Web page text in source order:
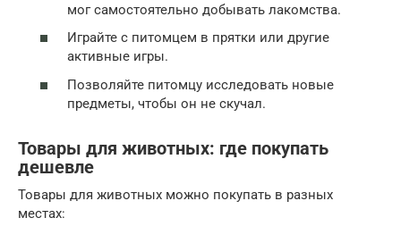
мог самостоятельно добывать лакомства.
Играйте с питомцем в прятки или другие
активные игры.
Позволяйте питомцу исследовать новые
предметы, чтобы он не скучал.
Товары для животных: где покупать
дешевле
Товары для животных можно покупать в разных
местах: